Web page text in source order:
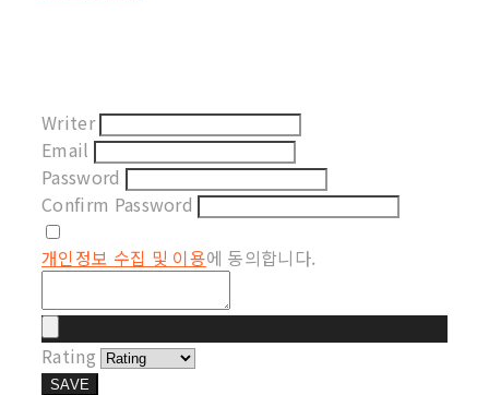
Writer
Email
Password
Confirm Password
개인정보 수집 및 이용에 동의합니다.
Rating
SAVE